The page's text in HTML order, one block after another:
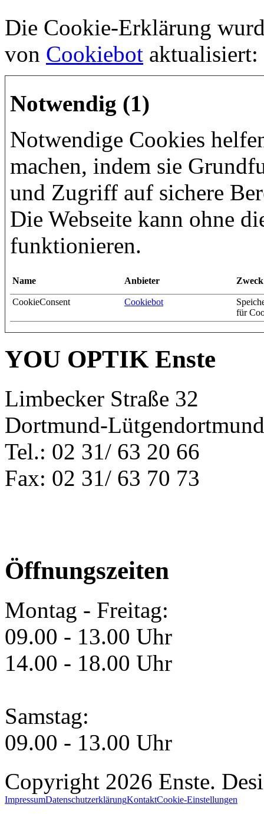
Die Cookie-Erklärung
von Cookiebot aktualisiert:
Notwendig (1)
Notwendige Cookies
machen, indem sie
und Zugriff auf sichere
Die Webseite kann ohne
funktionieren.
Name Anbieter Zweck
CookieConsent Cookiebot
für
YOU OPTIK Enste
Limbecker Straße 32
Dortmund-
Tel.: 02 31/ 63 20 66
Fax: 02 31/ 63 70 73
Öffnungszeiten
Montag - Freitag:
09.00 - 13.00 Uhr
14.00 - 18.00 Uhr
Samstag:
09.00 - 13.00 Uhr
Copyright 2026 Enste.
ImpressumDatenschutzerklärungKontaktCookie-Einstellungen